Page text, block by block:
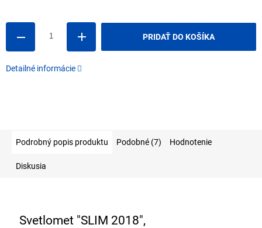
PRIDAŤ DO KOŠÍKA
Detailné informácie
Podrobný popis produktu Podobné (7) Hodnotenie
Diskusia
Svetlomet "SLIM 2018",